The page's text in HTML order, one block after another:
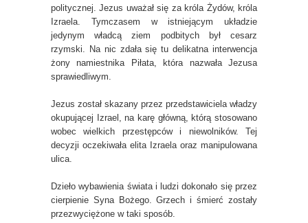
politycznej. Jezus uważał się za króla Żydów, króla
Izraela. Tymczasem w istniejącym układzie
jedynym władcą ziem podbitych był cesarz
rzymski. Na nic zdała się tu delikatna interwencja
żony namiestnika Piłata, która nazwała Jezusa
sprawiedliwym.
Jezus został skazany przez przedstawiciela władzy
okupującej Izrael, na karę główną, którą stosowano
wobec wielkich przestępców i niewolników. Tej
decyzji oczekiwała elita Izraela oraz manipulowana
ulica.
Dzieło wybawienia świata i ludzi dokonało się przez
cierpienie Syna Bożego. Grzech i śmierć zostały
przezwyciężone w taki sposób.